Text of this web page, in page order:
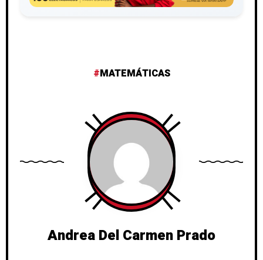
MATEMÁTICAS
Andrea Del Carmen Prado